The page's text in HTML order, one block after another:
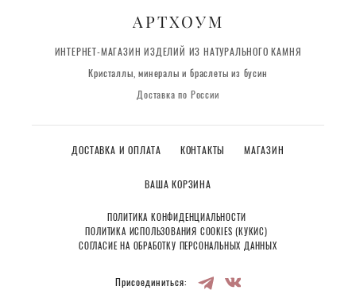
АРТХОУМ
ИНТЕРНЕТ-МАГАЗИН ИЗДЕЛИЙ ИЗ НАТУРАЛЬНОГО КАМНЯ
Кристаллы, минералы и браслеты из бусин
Доставка по России
ДОСТАВКА И ОПЛАТА КОНТАКТЫ МАГАЗИН
ВАША КОРЗИНА
ПОЛИТИКА КОНФИДЕНЦИАЛЬНОСТИ
ПОЛИТИКА ИСПОЛЬЗОВАНИЯ COOKIES (КУКИС)
СОГЛАСИЕ НА ОБРАБОТКУ ПЕРСОНАЛЬНЫХ ДАННЫХ
Присоединиться: